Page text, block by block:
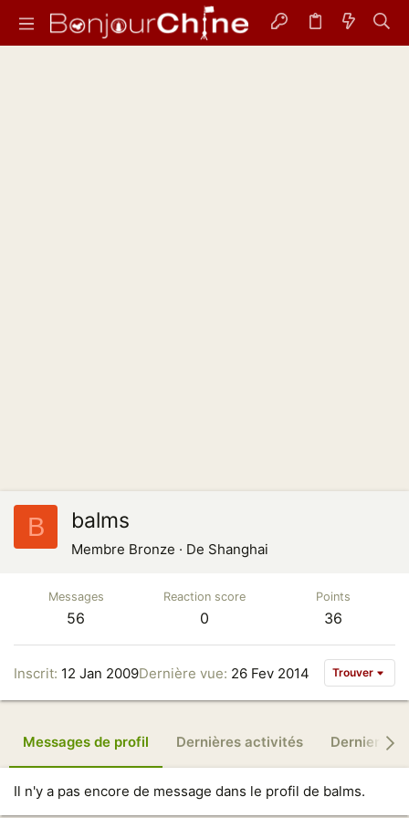
B balms
Membre Bronze · De Shanghai
Messages
56
Reaction score
0
Points
36
Inscrit 12 Jan 2009Dernière vue 26 Fev 2014 Trouver
Messages de profil Dernières activités Derniers
Il n'y a pas encore de message dans le profil de balms.